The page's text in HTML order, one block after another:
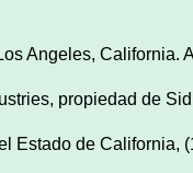
Angeles, California.
propiedad de
Estado de California,